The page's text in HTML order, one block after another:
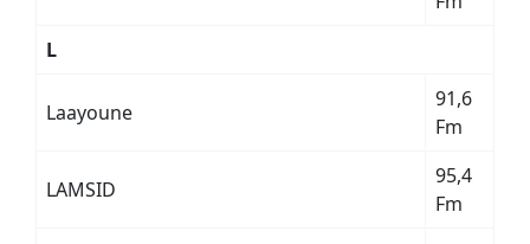
L
Laayoune
91,6
Fm
LAMSID
95,4
Fm